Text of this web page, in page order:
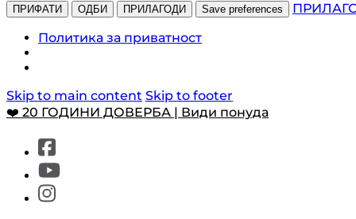
ПРИФАТИ ОДБИ ПРИЛАГОДИ Save preferences
Политика за приватност
Skip to main content Skip to footer
❤️ 20 ГОДИНИ ДОВЕРБА | Види понуда